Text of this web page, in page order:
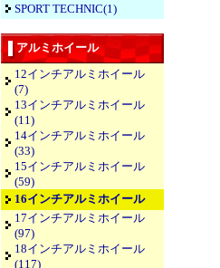
SPORT TECHNIC(1)
アルミホイール
12インチアルミホイール
(7)
13インチアルミホイール
(11)
14インチアルミホイール
(33)
15インチアルミホイール
(59)
16インチアルミホイール
17インチアルミホイール
(97)
18インチアルミホイール
(117)